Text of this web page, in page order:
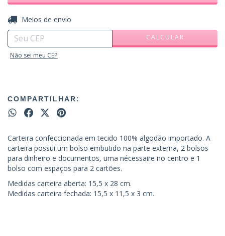
Entregas para o CEP:
Meios de envio
CALCULAR
Não sei meu CEP
COMPARTILHAR:
Carteira confeccionada em tecido 100% algodão importado. A
carteira possui um bolso embutido na parte externa, 2 bolsos
para dinheiro e documentos, uma nécessaire no centro e 1
bolso com espaços para 2 cartões.
Medidas carteira aberta: 15,5 x 28 cm.
Medidas carteira fechada: 15,5 x 11,5 x 3 cm.